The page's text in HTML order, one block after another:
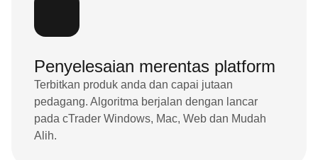
Penyelesaian merentas platform
Terbitkan produk anda dan capai jutaan
pedagang. Algoritma berjalan dengan lancar
pada cTrader Windows, Mac, Web dan Mudah
Alih.